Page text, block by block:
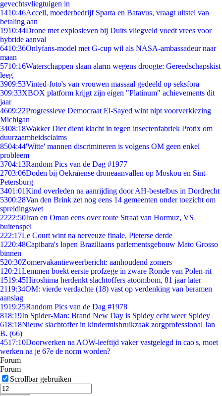
gevechtsvliegtuigen in
1410:46Accell, moederbedrijf Sparta en Batavus, vraagt uitstel van
betaling aan
1910:44Drone met explosieven bij Duits vliegveld voedt vrees voor
hybride aanval
6410:36Onlyfans-model met G-cup wil als NASA-ambassadeur naar
maan
5710:16Waterschappen slaan alarm wegens droogte: Gereedschapskist
leeg
3909:53Vinted-foto's van vrouwen massaal gedeeld op seksfora
309:33XBOX platform krijgt zijn eigen "Platinum" achievements dit
jaar
4609:22Progressieve Democraat El-Sayed wint nipt voorverkiezing
Michigan
3408:18Wakker Dier dient klacht in tegen insectenfabriek Protix om
duurzaamheidsclaims
8504:44'Witte' mannen discrimineren is volgens OM geen enkel
probleem
3704:13Random Pics van de Dag #1977
2703:06Doden bij Oekraïense droneaanvallen op Moskou en Sint-
Petersburg
3401:01Kind overleden na aanrijding door AH-bestelbus in Dordrecht
5300:28Van den Brink zet nog eens 14 gemeenten onder toezicht om
spreidingswet
2222:50Iran en Oman eens over route Straat van Hormuz, VS
buitenspel
222:17Le Court wint na nerveuze finale, Pieterse derde
1220:48Capibara's lopen Braziliaans parlementsgebouw Mato Grosso
binnen
520:30Zomervakantieweerbericht: aanhoudend zomers
1 20:21Lemmen boekt eerste profzege in zware Ronde van Polen-rit
1519:45Hiroshima herdenkt slachtoffers atoombom, 81 jaar later
2119:34OM: vierde verdachte (18) vast op verdenking van beramen
aanslag
1919:25Random Pics van de Dag #1978
818:19In Spider-Man: Brand New Day is Spidey echt weer Spidey
618:18Nieuw slachtoffer in kindermisbruikzaak zorgprofessional Jan
B. (66)
4517:10Doorwerken na AOW-leeftijd vaker vastgelegd in cao's, moet
werken na je 67e de norm worden?
Forum
Forum
Scrollbar gebruiken